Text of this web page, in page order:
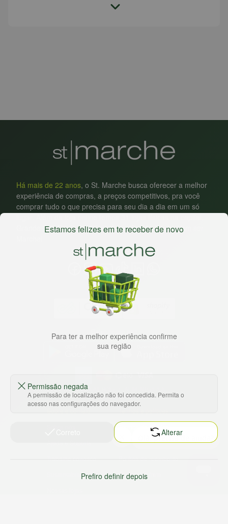
Há mais de 22 anos, o St. Marche busca oferecer a melhor
experiência de compras, a preços competitivos, pra você
comprar tudo o que precisa para seu dia a dia em um só
Grande São Paulo, litoral e interior de São Paulo. Vem ser
HORTUS COMERCIO DE ALIMENTOS S.A
CNPJ: 09.000.493/0002-15
Sobre e contato
Sustentabilidade
Termos e políticas
Termos de serviço
Política de privacidade
Política de frete
Estamos felizes em te receber de novo
Para ter a melhor experiência confirme
sua região
Permissão negada
A permissão de localização não foi concedida. Permita o
acesso nas configurações do navegador.
Alterar
Prefiro definir depois